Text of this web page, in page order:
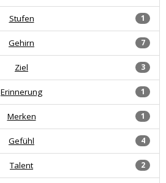
1
Stufen
7
Gehirn
3
Ziel
1
Erinnerung
1
Merken
4
Gefühl
2
Talent